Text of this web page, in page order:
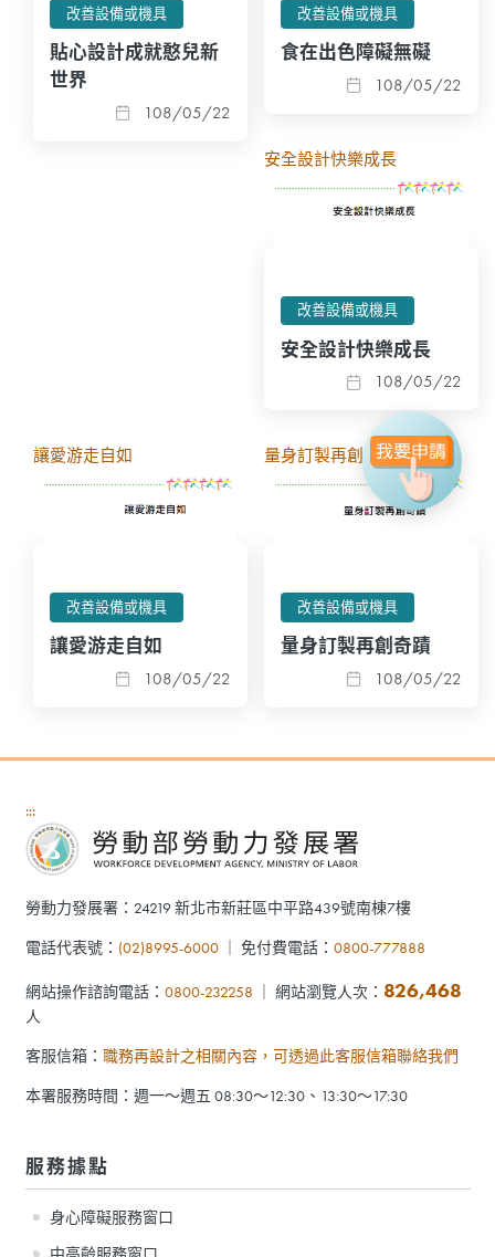
改善設備或機具
貼心設計成就憨兒新
世界
108/05/22
改善設備或機具
食在出色障礙無礙
108/05/22
改善設備或機具
安全設計快樂成長
108/05/22
安全設計快樂成長
改善設備或機具
讓愛游走自如
108/05/22
讓愛游走自如
改善設備或機具
量身訂製再創奇蹟
108/05/22
量身訂製再創奇蹟
:::
勞動力發展署：24219 新北市新莊區中平路439號南棟7樓
電話代表號： (02)8995-6000｜ 免付費電話： 0800-777888
網站操作諮詢電話： 0800-232258 ｜ 網站瀏覽人次： 826,468
人
客服信箱： 職務再設計之相關內容，可透過此客服信箱聯絡我們
本署服務時間：週一～週五 08:30～12:30、13:30～17:30
服務據點
身心障礙服務窗口